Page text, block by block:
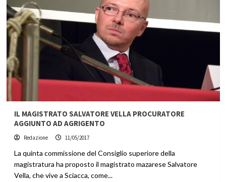
IL MAGISTRATO SALVATORE VELLA PROCURATORE
AGGIUNTO AD AGRIGENTO
Redazione 11/05/2017
La quinta commissione del Consiglio superiore della
magistratura ha proposto il magistrato mazarese Salvatore
Vella, che vive a Sciacca, come...